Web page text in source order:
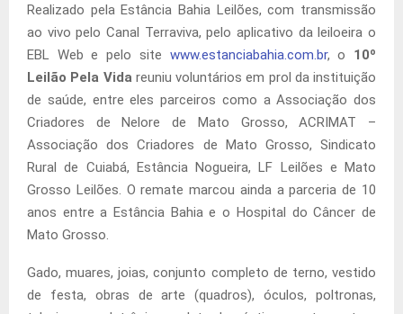
Realizado pela Estância Bahia Leilões, com transmissão
ao vivo pelo Canal Terraviva, pelo aplicativo da leiloeira o
EBL Web e pelo site www.estanciabahia.com.br, o 10º
Leilão Pela Vida reuniu voluntários em prol da instituição
de saúde, entre eles parceiros como a Associação dos
Criadores de Nelore de Mato Grosso, ACRIMAT –
Associação dos Criadores de Mato Grosso, Sindicato
Rural de Cuiabá, Estância Nogueira, LF Leilões e Mato
Grosso Leilões. O remate marcou ainda a parceria de 10
anos entre a Estância Bahia e o Hospital do Câncer de
Mato Grosso.
Gado, muares, joias, conjunto completo de terno, vestido
de festa, obras de arte (quadros), óculos, poltronas,